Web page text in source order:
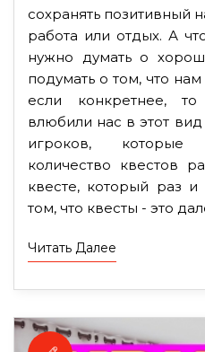
сохранять позитивный
работа или отдых. А
нужно думать о
подумать о том, что
если конкретнее,
влюбили нас в этот
игроков,
количество квестов
квесте, который раз
том, что квесты - это
Читать Далее